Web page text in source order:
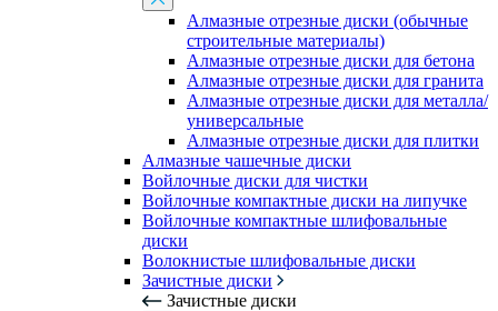
Алмазные отрезные диски (обычные
строительные материалы)
Алмазные отрезные диски для бетона
Алмазные отрезные диски для гранита
Алмазные отрезные диски для металла/
универсальные
Алмазные отрезные диски для плитки
Алмазные чашечные диски
Войлочные диски для чистки
Войлочные компактные диски на липучке
Войлочные компактные шлифовальные
диски
Волокнистые шлифовальные диски
Зачистные диски
Зачистные диски